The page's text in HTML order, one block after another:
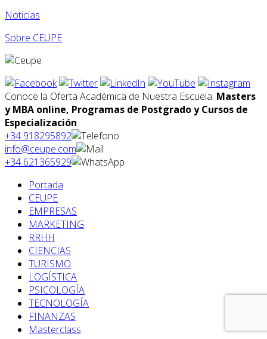
Noticias
Sobre CEUPE
Conoce la Oferta Académica de Nuestra Escuela: Masters
y MBA online, Programas de Postgrado y Cursos de
Especialización
+34 918295892
info@ceupe.com
+34 621365929
Portada
CEUPE
EMPRESAS
MARKETING
RRHH
CIENCIAS
TURISMO
LOGÍSTICA
PSICOLOGÍA
TECNOLOGÍA
FINANZAS
Masterclass